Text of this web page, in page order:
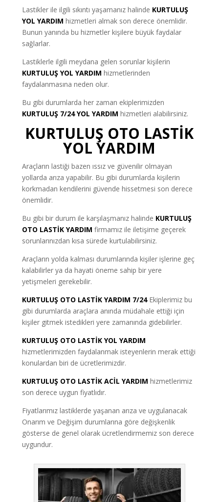
Lastikler ile ilgili sıkıntı yaşamanız halinde KURTULUŞ
YOL YARDIM hizmetleri almak son derece önemlidir.
Bunun yanında bu hizmetler kişilere büyük faydalar
sağlarlar.
Lastiklerle ilgili meydana gelen sorunlar kişilerin
KURTULUŞ YOL YARDIM hizmetlerinden
faydalanmasına neden olur.
Bu gibi durumlarda her zaman ekiplerimizden
KURTULUŞ 7/24 YOL YARDIM hizmetleri alabilirsiniz.
KURTULUŞ OTO LASTİK
YOL YARDIM
Araçların lastiği bazen ıssız ve güvenilir olmayan
yollarda arıza yapabilir. Bu gibi durumlarda kişilerin
korkmadan kendilerini güvende hissetmesi son derece
önemlidir.
Bu gibi bir durum ile karşılaşmanız halinde KURTULUŞ
OTO LASTİK YARDIM firmamız ile iletişime geçerek
sorunlarınızdan kısa sürede kurtulabilirsiniz.
Araçların yolda kalması durumlarında kişiler işlerine geç
kalabilirler ya da hayati öneme sahip bir yere
yetişmeleri gerekebilir.
KURTULUŞ OTO LASTİK YARDIM 7/24Ekiplerimiz bu
gibi durumlarda araçlara anında müdahale ettiği için
kişiler gitmek istedikleri yere zamanında gidebilirler.
KURTULUŞ OTO LASTİK YOL YARDIM
hizmetlerimizden faydalanmak isteyenlerin merak ettiği
konulardan biri de ücretlerimizdir.
KURTULUŞ OTO LASTİK ACİL YARDIM hizmetlerimiz
son derece uygun fiyatlıdır.
Fiyatlarımız lastiklerde yaşanan arıza ve uygulanacak
Onarım ve Değişim durumlarına göre değişkenlik
gösterse de genel olarak ücretlendirmemiz son derece
uygundur.